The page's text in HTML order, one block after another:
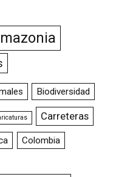
Biodiversidad
Carreteras
Colombia